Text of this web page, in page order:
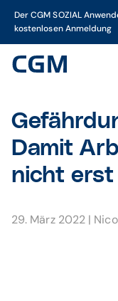
Der CGM SOZIAL
kostenlosen Anmeldung
Damit
nicht erst
29. März 2022 |